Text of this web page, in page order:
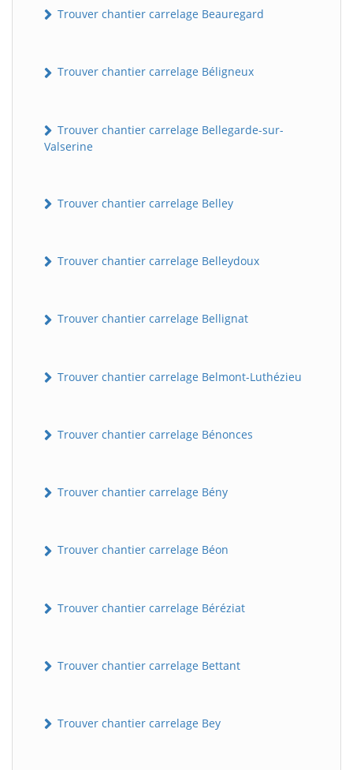
Trouver chantier carrelage Beauregard
Trouver chantier carrelage Béligneux
Trouver chantier carrelage Bellegarde-sur-
Valserine
Trouver chantier carrelage Belley
Trouver chantier carrelage Belleydoux
Trouver chantier carrelage Bellignat
Trouver chantier carrelage Belmont-Luthézieu
Trouver chantier carrelage Bénonces
Trouver chantier carrelage Bény
Trouver chantier carrelage Béon
Trouver chantier carrelage Béréziat
Trouver chantier carrelage Bettant
Trouver chantier carrelage Bey